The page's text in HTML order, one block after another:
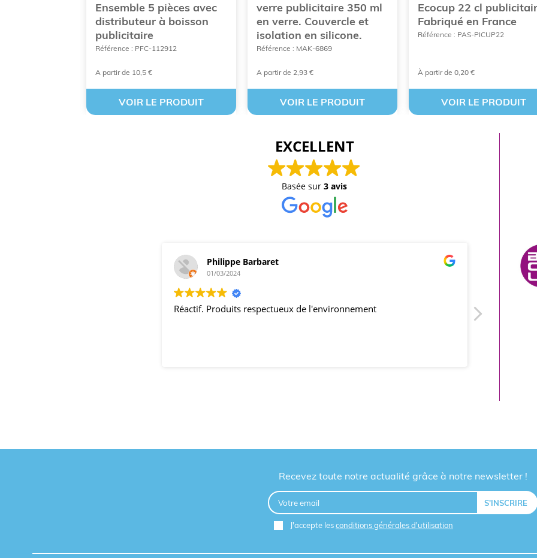
Ensemble 5 pièces avec
distributeur à boisson
publicitaire
Référence : PFC-112912
A partir de 10,5 €
VOIR LE PRODUIT
verre publicitaire 350 ml
en verre. Couvercle et
isolation en silicone.
Référence : MAK-6869
A partir de 2,93 €
VOIR LE PRODUIT
Ecocup 22 cl
Fabriqué en France
Référence : PAS-PICUP22
À partir de 0,20 €
VOIR LE PRODUIT
EXCELLENT
Basée sur3 avis
Philippe Barbaret
01/03/2024
Réactif. Produits respectueux de l'environnement
21/
Recevez toute notre actualité grâce à notre newsletter !
J'accepte lesconditions générales d'utilisation